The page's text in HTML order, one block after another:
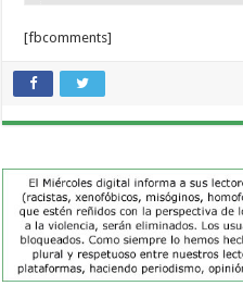
[fbcomments]